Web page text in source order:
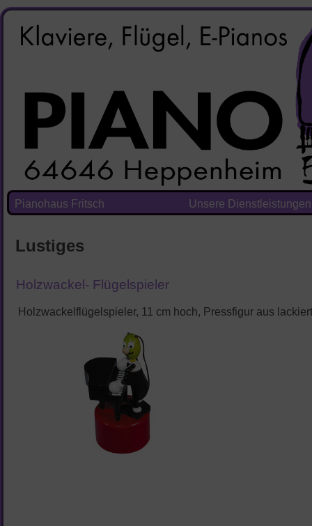
Pianohaus Fritsch Unsere Dienstleistungen
Lustiges
Holzwackel- Flügelspieler
Holzwackelflügelspieler, 11 cm hoch, Pressfigur aus